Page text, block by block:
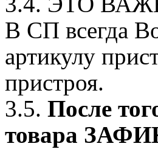
В СП всегда
артикулу
пристроя.
3.5. После
товара